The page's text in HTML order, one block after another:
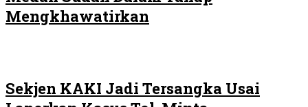
Mengkhawatirkan
Sekjen KAKI Jadi Tersangka Usai